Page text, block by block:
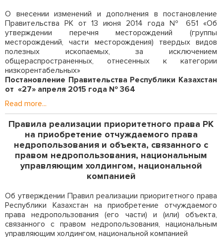
О внесении изменений и дополнения в постановление
Правительства РК от 13 июня 2014 года № 651 «Об
утверждении перечня месторождений (группы
месторождений, части месторождения) твердых видов
полезных ископаемых, за исключением
общераспространенных, отнесенных к категории
низкорентабельных»
Постановление Правительства Республики Казахстан
от «27» апреля 2015 года № 364
Read more...
Правила реализации приоритетного права РК
на приобретение отчуждаемого права
недропользования и объекта, связанного с
правом недропользования, национальным
управляющим холдингом, национальной
компанией
Об утверждении Правил реализации приоритетного права
Республики Казахстан на приобретение отчуждаемого
права недропользования (его части) и (или) объекта,
связанного с правом недропользования, национальным
управляющим холдингом, национальной компанией